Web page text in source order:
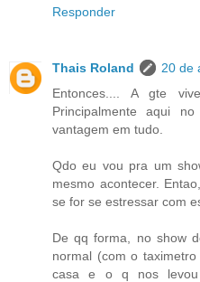
Responder
Thais Roland
20 de
Entonces.... A gte
Principalmente aqui
vantagem em tudo.
Qdo eu vou pra um
mesmo acontecer.
se for se estressar com
De qq forma, no show
normal (com o
casa e o q nos